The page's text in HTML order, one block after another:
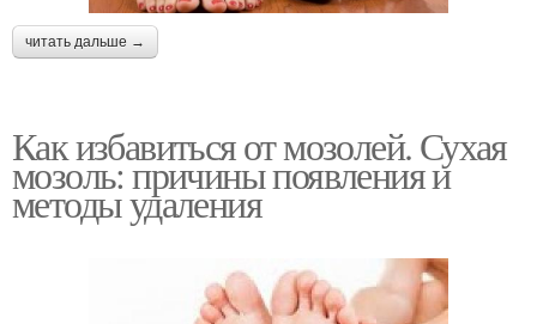
читать дальше →
Как избавиться от мозолей. Сухая
мозоль: причины появления и
методы удаления